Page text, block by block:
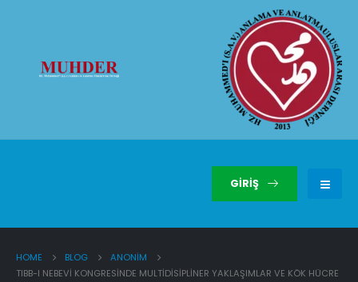
GIRIŞ
HOME BLOG
ANONIM
TIBB-I NEBEVI KONGRESINDE MULTIDISIPLINER YAKLAŞIMLAR VE KÖK HÜCRE